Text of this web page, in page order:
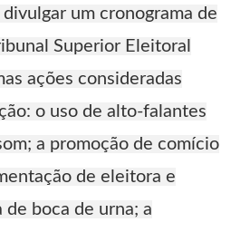
divulgar um cronograma de
Superior Eleitoral
ações consideradas
o uso de alto-falantes
a promoção de comício
de eleitora e
boca de urna; a